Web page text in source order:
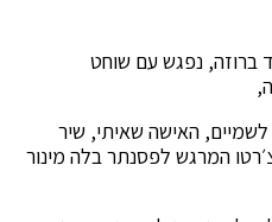
ברוזה, נפגש עם שוחט
האישה שאיתי, שיר
המרגש לפסנתר בלה מינור